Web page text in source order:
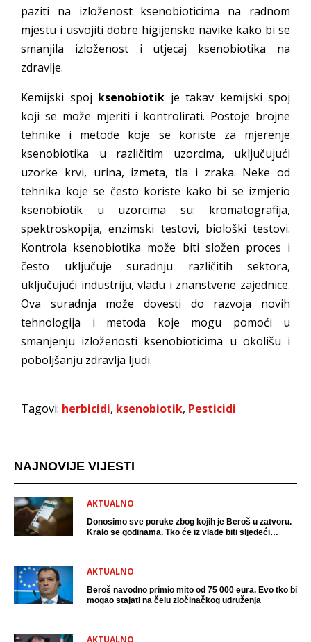
paziti na izloženost ksenobioticima na radnom
mjestu i usvojiti dobre higijenske navike kako bi se
smanjila izloženost i utjecaj ksenobiotika na
zdravlje.
Kemijski spoj ksenobiotik je takav kemijski spoj
koji se može mjeriti i kontrolirati. Postoje brojne
tehnike i metode koje se koriste za mjerenje
ksenobiotika u različitim uzorcima, uključujući
uzorke krvi, urina, izmeta, tla i zraka. Neke od
tehnika koje se često koriste kako bi se izmjerio
ksenobiotik u uzorcima su: kromatografija,
spektroskopija, enzimski testovi, biološki testovi.
Kontrola ksenobiotika može biti složen proces i
često uključuje suradnju različitih sektora,
uključujući industriju, vladu i znanstvene zajednice.
Ova suradnja može dovesti do razvoja novih
tehnologija i metoda koje mogu pomoći u
smanjenju izloženosti ksenobioticima u okolišu i
poboljšanju zdravlja ljudi.
Tagovi: herbicidi, ksenobiotik, Pesticidi
NAJNOVIJE VIJESTI
AKTUALNO
Donosimo sve poruke zbog kojih je Beroš u zatvoru.
Kralo se godinama. Tko će iz vlade biti sljedeći
AKTUALNO
Beroš navodno primio mito od 75 000 eura. Evo tko bi
mogao stajati na čelu zločinačkog udruženja
AKTUALNO